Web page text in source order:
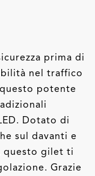
prima di
nel traffico
potente
Dotato di
sul davanti e
questo gilet ti
Grazie